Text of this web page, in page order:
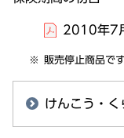
2010年7
販売停止商品です
けんこう・く